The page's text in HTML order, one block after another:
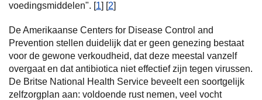
voedingsmiddelen". [1] [2]
De Amerikaanse Centers for Disease Control and
Prevention stellen duidelijk dat er geen genezing bestaat
voor de gewone verkoudheid, dat deze meestal vanzelf
overgaat en dat antibiotica niet effectief zijn tegen virussen.
De Britse National Health Service beveelt een soortgelijk
zelfzorgplan aan: voldoende rust nemen, veel vocht